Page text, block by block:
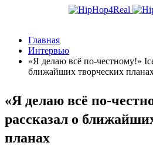
Главная
Интервью
«Я делаю всё по-честному!»
ближайших творческих
«Я делаю всё по-
рассказал о
планах